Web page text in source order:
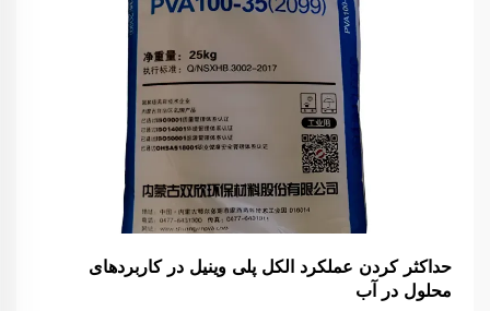
حداکثر کردن عملکرد الکل پلی وینیل در کاربردهای
محلول در آب